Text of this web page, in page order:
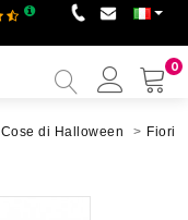
0
mio
Cose di Halloween > Fiori